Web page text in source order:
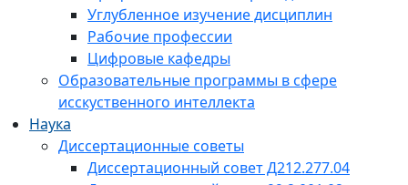
Углубленное изучение дисциплин
Рабочие профессии
Цифровые кафедры
Образовательные программы в сфере
исскуственного интеллекта
Наука
Диссертационные советы
Диссертационный совет Д212.277.04